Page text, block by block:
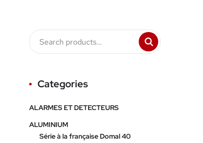
Categories
ALARMES ET DETECTEURS
ALUMINIUM
Série à la française Domal 40